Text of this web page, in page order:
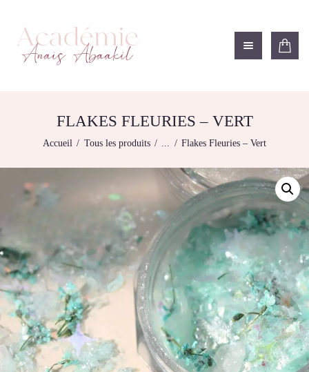
FLAKES FLEURIES – VERT
Accueil Tous les produits ... Flakes Fleuries – Vert
ACADÉMIE ANAÏS ABAAKIL
Formation et shop Indigo
NOS FORMATIONS
FORMATIONS
CONTACTEZ-NOUS
RECHERCHE
MODÈLE